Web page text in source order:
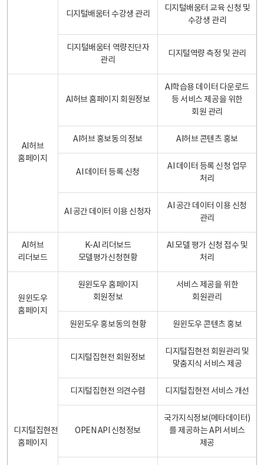
디지털배움터 수강생 관리
디지털배움터 교육 신청 및
수강생 관리
디지털배움터 역량진단자
관리
디지털역량 측정 및 관리
AI허브
홈페이지
AI허브 홈페이지 회원정보
AI학습용 데이터 다운로드
등 서비스 제공을 위한
회원 관리
AI허브 홍보동의 정보 AI허브 콘텐츠 홍보
AI 데이터 등록 신청
AI 데이터 등록 신청 업무
처리
AI 공간 데이터 이용 신청자
AI 공간 데이터 이용 신청
관리
AI허브
리더보드
K-AI 리더보드
모델평가신청현황
AI 모델 평가 신청 접수 및
처리
원윈도우
홈페이지
원윈도우 홈페이지
회원정보
서비스 제공을 위한
회원관리
원윈도우 홍보동의 현황 원윈도우 콘텐츠 홍보
디지털집현전
홈페이지
디지털집현전 회원정보
디지털집현전 회원관리 및
맞춤지식 서비스 제공
디지털집현전 의견수렴 디지털집현전 서비스 개선
OPEN API 신청정보
국가지식정보(메타데이터)
를 제공하는 API 서비스
제공